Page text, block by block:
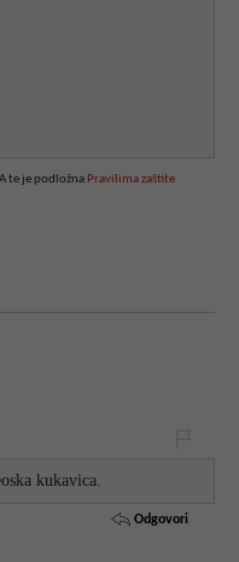
te je podložna Pravilima zaštite
kukavica.
Odgovori